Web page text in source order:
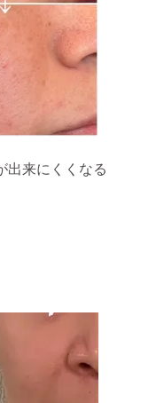
出来にくくなる